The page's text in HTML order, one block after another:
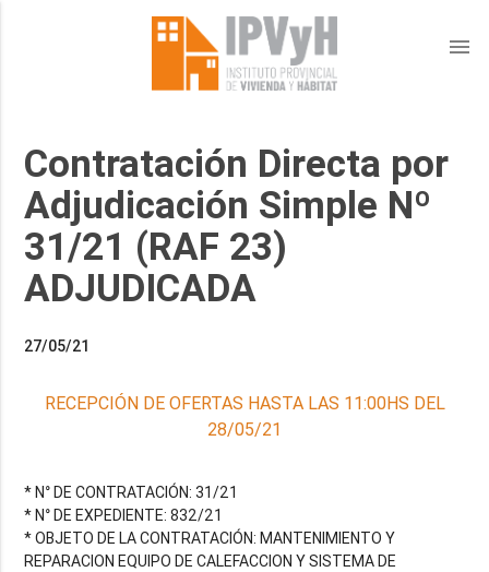
menu
Contratación Directa por
Adjudicación Simple Nº
31/21 (RAF 23)
ADJUDICADA
27/05/21
RECEPCIÓN DE OFERTAS HASTA LAS 11:00HS DEL
28/05/21
* N° DE CONTRATACIÓN: 31/21
* N° DE EXPEDIENTE: 832/21
* OBJETO DE LA CONTRATACIÓN: MANTENIMIENTO Y
REPARACION EQUIPO DE CALEFACCION Y SISTEMA DE